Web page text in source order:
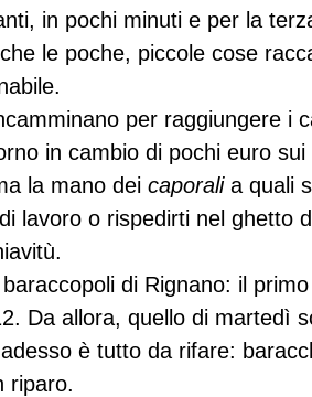
in pochi minuti e per la
le poche, piccole cose
per raggiungere i
in cambio di pochi euro sui
la mano dei caporali a quali
lavoro o rispedirti nel ghetto
di Rignano: il
Da allora, quello di martedì
è tutto da rifare:
riparo.